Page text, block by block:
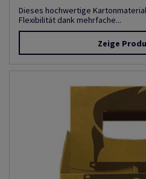
Dieses hochwertige
Flexibilität dank mehrfache...
Zeige